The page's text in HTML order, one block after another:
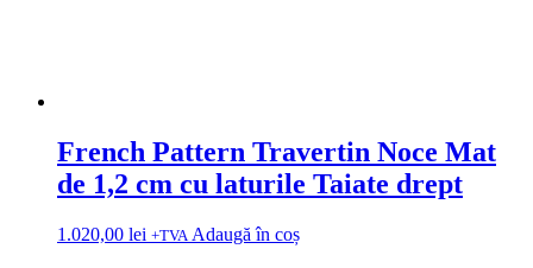
French Pattern Travertin Noce Mat
de 1,2 cm cu laturile Taiate drept
1.020,00 lei +TVA Adaugă în coș